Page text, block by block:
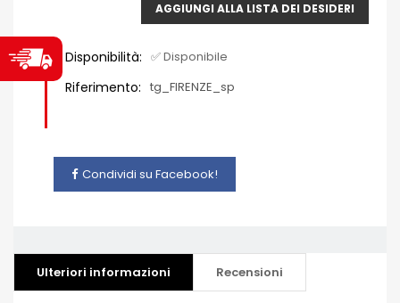
AGGIUNGI ALLA LISTA DEI DESIDERI
Disponibilità: ✅ Disponibile
Riferimento: tg_FIRENZE_sp
Condividi su Facebook!
Ulteriori informazioni Recensioni